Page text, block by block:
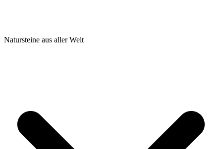
Natursteine aus aller Welt